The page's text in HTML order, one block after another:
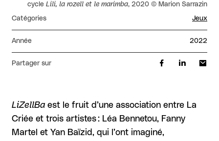
cycle Lili, la rozell et le marimba, 2020 © Marion Sarrazin
Catégories Jeux
Année 2022
Partager sur
LiZellBa est le fruit d’une association entre La
Criée et trois artistes : Léa Bennetou, Fanny
Martel et Yan Baïzid, qui l’ont imaginé,